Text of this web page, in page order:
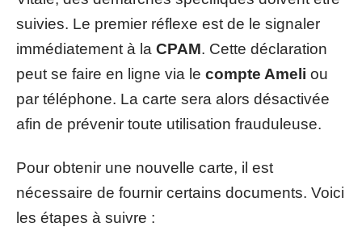
suivies. Le premier réflexe est de le signaler
immédiatement à la CPAM. Cette déclaration
peut se faire en ligne via le compte Ameli ou
par téléphone. La carte sera alors désactivée
afin de prévenir toute utilisation frauduleuse.
Pour obtenir une nouvelle carte, il est
nécessaire de fournir certains documents. Voici
les étapes à suivre :